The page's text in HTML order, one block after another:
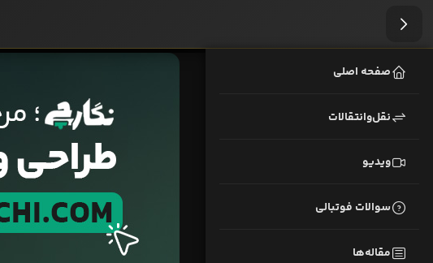
صفحه اصلی
نقل‌وانتقالات
ویدیو
سوالات فوتبالی
مقاله‌ها